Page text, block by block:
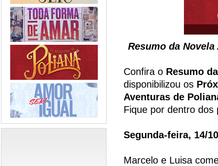
Resumo da
Confira o Resumo
disponibilizou os
Aventuras de
Fique por dentro dos
Segunda-feira, 14/
Marcelo e Luisa